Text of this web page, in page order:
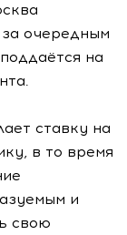
очередным
на
ставку на
в то время
и
свою